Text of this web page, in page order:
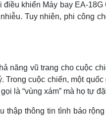
khiển Máy bay EA-18G
Tuy nhiên, phi công
năng vũ trang cho cuộc
cuộc chiến, một
là “vùng xám” mà họ tự
thông tin tình báo